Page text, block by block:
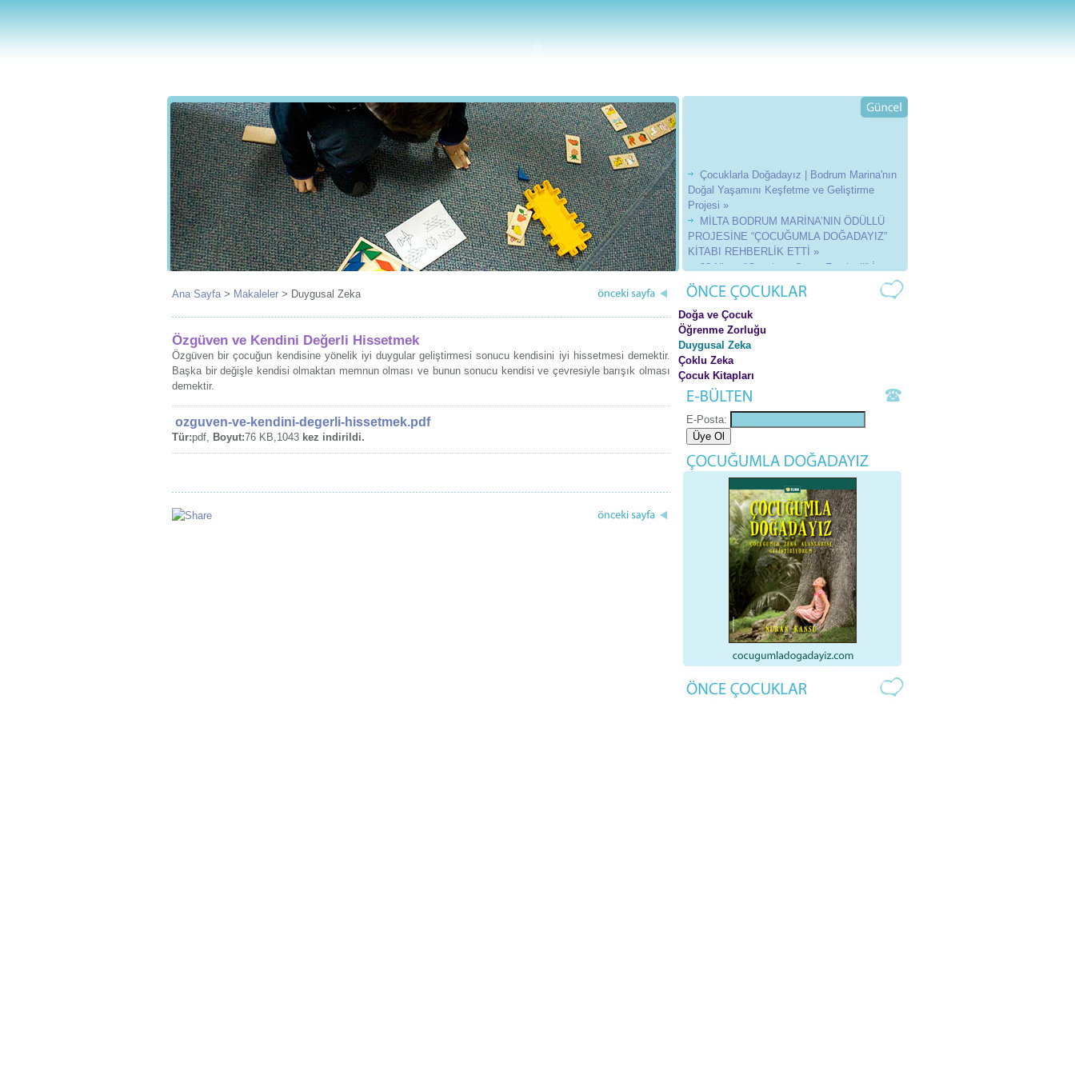
Çocuklarla Doğadayız | Bodrum Marina'nın
Doğal Yaşamını Keşfetme ve Geliştirme
Projesi »
MİLTA BODRUM MARİNA’NIN ÖDÜLLÜ
PROJESİNE “ÇOCUĞUMLA DOĞADAYIZ”
KİTABI REHBERLİK ETTİ »
23 Nisan "Çocuk ve Sanat Festivali" İmza
2015 Etkinlikleri »
2014 Etkinlikleri »
2013 Etkinlikleri »
Ana Sayfa > Makaleler > Duygusal Zeka
Özgüven ve Kendini Değerli Hissetmek
Özgüven bir çocuğun kendisine yönelik iyi duygular geliştirmesi sonucu kendisini iyi hissetmesi demektir.
Başka bir değişle kendisi olmaktan memnun olması ve bunun sonucu kendisi ve çevresiyle barışık olması
demektir.
ozguven-ve-kendini-degerli-hissetmek.pdf
Tür:pdf, Boyut:76 KB,1043 kez indirildi.
Doğa ve Çocuk
Öğrenme Zorluğu
Duygusal Zeka
Çoklu Zeka
Çocuk Kitapları
E-Posta: